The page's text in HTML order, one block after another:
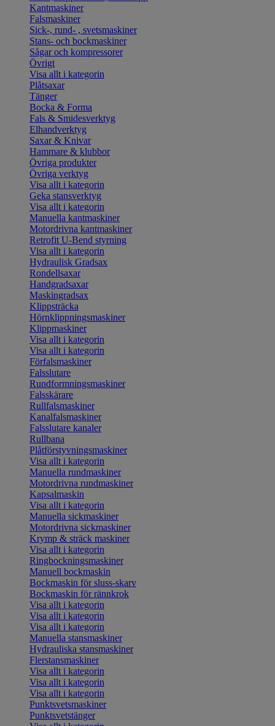
Kantmaskiner
Falsmaskiner
Sick-, rund- , svetsmaskiner
Stans- och bockmaskiner
Sågar och kompressorer
Övrigt
Visa allt i kategorin
Plåtsaxar
Tänger
Bocka & Forma
Fals & Smidesverktyg
Elhandverktyg
Saxar & Knivar
Hammare & klubbor
Övriga produkter
Övriga verktyg
Visa allt i kategorin
Geka stansverktyg
Visa allt i kategorin
Manuella kantmaskiner
Motordrivna kantmaskiner
Retrofit U-Bend styrning
Visa allt i kategorin
Hydraulisk Gradsax
Rondellsaxar
Handgradsaxar
Maskingradsax
Klippsträcka
Hörnklippningsmaskiner
Klippmaskiner
Visa allt i kategorin
Visa allt i kategorin
Förfalsmaskiner
Falsslutare
Rundformningsmaskiner
Falsskärare
Rullfalsmaskiner
Kanalfalsmaskiner
Falsslutare kanaler
Rullbana
Plåtförstyvningsmaskiner
Visa allt i kategorin
Manuella rundmaskiner
Motordrivna rundmaskiner
Kapsalmaskin
Visa allt i kategorin
Manuella sickmaskiner
Motordrivna sickmaskiner
Krymp & sträck maskiner
Visa allt i kategorin
Ringbockningsmaskiner
Manuell bockmaskin
Bockmaskin för sluss-skarv
Bockmaskin för rännkrok
Visa allt i kategorin
Visa allt i kategorin
Visa allt i kategorin
Manuella stansmaskiner
Hydrauliska stansmaskiner
Flerstansmaskiner
Visa allt i kategorin
Visa allt i kategorin
Visa allt i kategorin
Punktsvetsmaskiner
Punktsvetstänger